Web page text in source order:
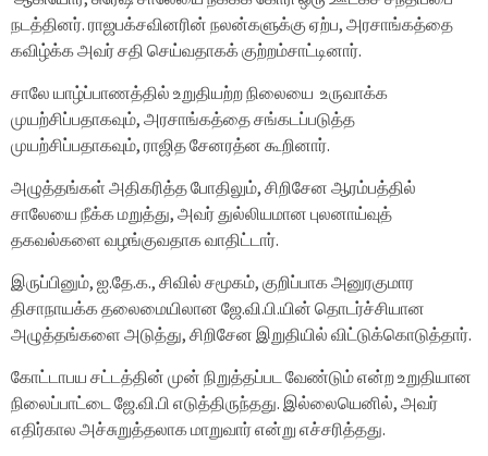
நடத்தினர். ராஜபக்சவினரின் நலன்களுக்கு ஏற்ப, அரசாங்கத்தை
கவிழ்க்க அவர் சதி செய்வதாகக் குற்றம்சாட்டினார்.
சாலே யாழ்ப்பாணத்தில் உறுதியற்ற நிலையை உருவாக்க
முயற்சிப்பதாகவும், அரசாங்கத்தை சங்கடப்படுத்த
முயற்சிப்பதாகவும், ராஜித சேனரத்ன கூறினார்.
அழுத்தங்கள் அதிகரித்த போதிலும், சிறிசேன ஆரம்பத்தில்
சாலேயை நீக்க மறுத்து, அவர் துல்லியமான புலனாய்வுத்
தகவல்களை வழங்குவதாக வாதிட்டார்.
இருப்பினும், ஐ.தே.க., சிவில் சமூகம், குறிப்பாக அனுரகுமார
திசாநாயக்க தலைமையிலான ஜே.வி.பி.யின் தொடர்ச்சியான
அழுத்தங்களை அடுத்து, சிறிசேன இறுதியில் விட்டுக்கொடுத்தார்.
கோட்டாபய சட்டத்தின் முன் நிறுத்தப்பட வேண்டும் என்ற உறுதியான
நிலைப்பாட்டை ஜே.வி.பி எடுத்திருந்தது. இல்லையெனில், அவர்
எதிர்கால அச்சுறுத்தலாக மாறுவார் என்று எச்சரித்தது.